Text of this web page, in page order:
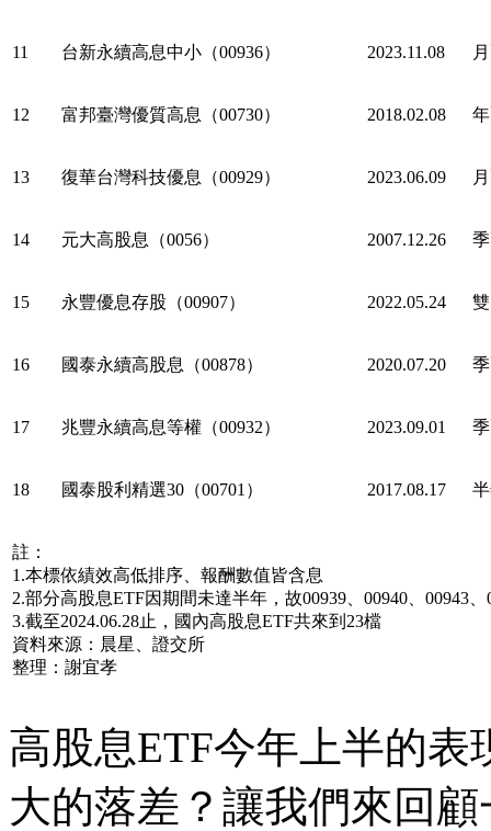
11 台新永續高息中小（00936） 2023.11.08
12 富邦臺灣優質高息（00730） 2018.02.08
13 復華台灣科技優息（00929） 2023.06.09
14 元大高股息（0056） 2007.12.26
15 永豐優息存股（00907） 2022.05.24
16 國泰永續高股息（00878） 2020.07.20
17 兆豐永續高息等權（00932） 2023.09.01
18 國泰股利精選30（00701） 2017.08.17
註：
1.本標依績效高低排序、報酬數值皆含息
2.部分高股息ETF因期間未達半年，故00939、00940、00943
3.截至2024.06.28止，國內高股息ETF共來到23檔
資料來源：晨星、證交所
整理：謝宜孝
高股息ETF今年上半的表
大的落差？讓我們來回